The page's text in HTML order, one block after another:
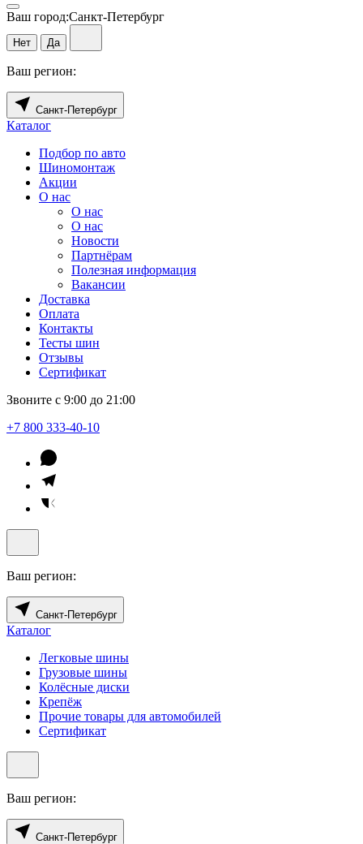
Ваш город:Санкт-Петербург
Нет Да
Ваш регион:
Санкт-Петербург
Каталог
Подбор по авто
Шиномонтаж
Акции
О нас
О нас
О нас
Новости
Партнёрам
Полезная информация
Вакансии
Доставка
Оплата
Контакты
Тесты шин
Отзывы
Сертификат
Звоните с 9:00 до 21:00
+7 800 333-40-10
Ваш регион:
Санкт-Петербург
Каталог
Легковые шины
Грузовые шины
Колёсные диски
Крепёж
Прочие товары для автомобилей
Сертификат
Ваш регион:
Санкт-Петербург